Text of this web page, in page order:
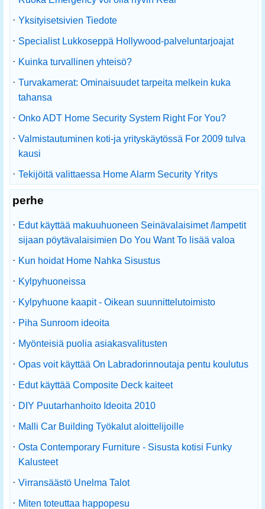
· Yksityisetsivien Tiedote
· Specialist Lukkoseppä Hollywood-palveluntarjoajat
· Kuinka turvallinen yhteisö?
· Turvakamerat: Ominaisuudet tarpeita melkein kuka
tahansa
· Onko ADT Home Security System Right For You?
· Valmistautuminen koti-ja yrityskäytössä For 2009 tulva
kausi
· Tekijöitä valittaessa Home Alarm Security Yritys
perhe
· Edut käyttää makuuhuoneen Seinävalaisimet /lampetit
sijaan pöytävalaisimien Do You Want To lisää valoa
· Kun hoidat Home Nahka Sisustus
· Kylpyhuoneissa
· Kylpyhuone kaapit - Oikean suunnittelutoimisto
· Piha Sunroom ideoita
· Myönteisiä puolia asiakasvalitusten
· Opas voit käyttää On Labradorinnoutaja pentu koulutus
· Edut käyttää Composite Deck kaiteet
· DIY Puutarhanhoito Ideoita 2010
· Malli Car Building Työkalut aloittelijoille
· Osta Contemporary Furniture - Sisusta kotisi Funky
Kalusteet
· Virransäästö Unelma Talot
· Miten toteuttaa happopesu